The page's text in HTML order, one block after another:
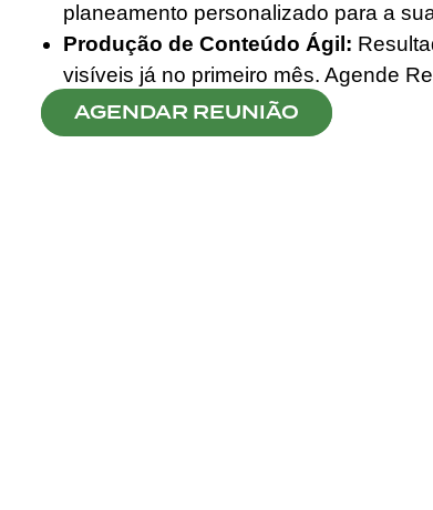
planeamento personalizado para a
Produção de Conteúdo Ágil:
visíveis já no primeiro mês. Agende
AGENDAR REUNIÃO